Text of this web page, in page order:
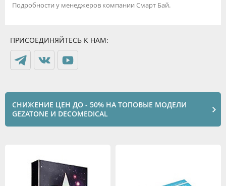
Подробности у менеджеров компании Смарт Бай.
ПРИСОЕДИНЯЙТЕСЬ К НАМ:
СНИЖЕНИЕ ЦЕН ДО - 50% НА ТОПОВЫЕ МОДЕЛИ
GEZATONE И DECOMEDICAL